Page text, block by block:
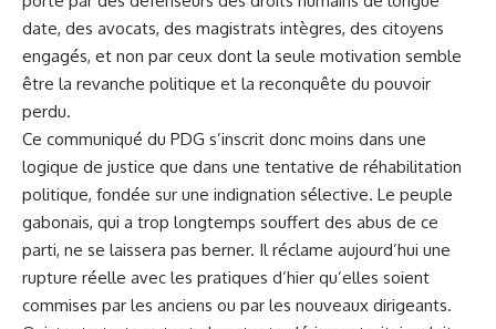
date, des avocats, des magistrats intègres, des citoyens
engagés, et non par ceux dont la seule motivation semble
être la revanche politique et la reconquête du pouvoir
perdu.
Ce communiqué du PDG s’inscrit donc moins dans une
logique de justice que dans une tentative de réhabilitation
politique, fondée sur une indignation sélective. Le peuple
gabonais, qui a trop longtemps souffert des abus de ce
parti, ne se laissera pas berner. Il réclame aujourd’hui une
rupture réelle avec les pratiques d’hier qu’elles soient
commises par les anciens ou par les nouveaux dirigeants.